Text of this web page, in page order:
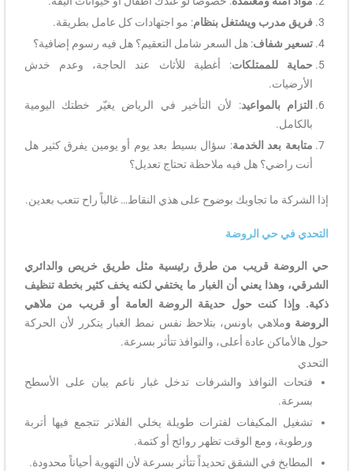
فريق مدرب ويشتغل بنظام: مو اجتهادات كل عامل بطريقة.
تسعير شفاف: هل السعر شامل التعقيم؟ هل فيه رسوم إضافية؟
حماية للممتلكات: أغطية للأثاث عند الحاجة، وعدم خدش
الأرضيات.
التزام بالمواعيد: لأن التأخير في الرياض يغيّر خطتك اليومية
بالكامل.
متابعة بعد الخدمة: سؤال بسيط بعد يوم أو يومين يفرق كثير هل
أنت راضي؟ هل فيه ملاحظة تحتاج تعديل؟
إذا الشركة ما تجاوبك بوضوح على هذي النقاط… غالباً راح تتعب بعدين.
التحدي في حي الروضة
حي الروضة قريب من طرق رئيسية مثل طريق خريص والدائري
الشرقي، وهذا يعني أن الغبار ما يختفي لكنه يخف كثير بخطة تنظيف
ذكية. وإذا كنت حول حديقة الروضة العامة أو قريب من ملاهي
الروضة وملاهي باونس، بتلاحظ نفس نمط الغبار يتكرر لأن الحركة
حول هالأماكن عادة أعلى، والنوافذ تتأثر بسرعة.
التحدي
فتحات النوافذ والشرفات تدخل غبار ناعم يبان على الأسطح
بسرعة.
تشغيل المكيفات لفترات طويلة يخلي الفلاتر تتجمع فيها أتربة
ورطوبة، ومع الوقت تظهر روائح أو كتمة.
المطابخ في الشقق تحديداً تتأثر بسرعة لأن التهوية أحياناً محدودة.